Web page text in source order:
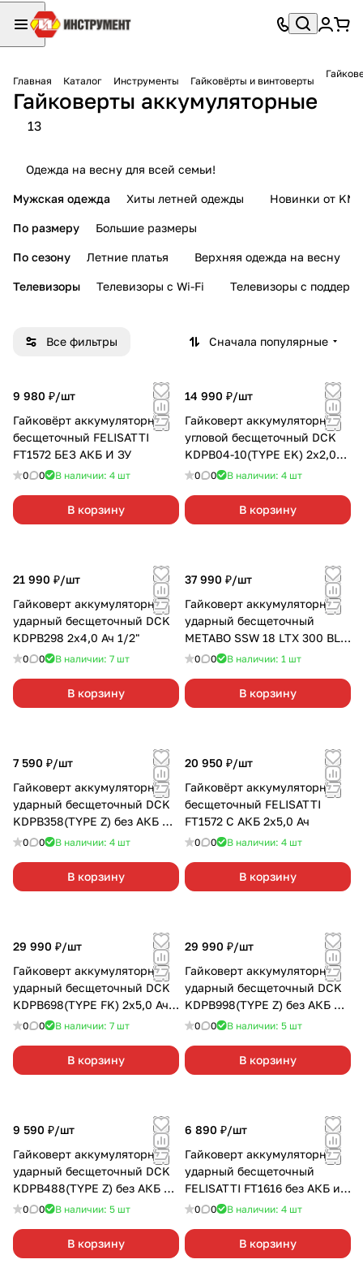
Главная Каталог Инструменты Гайковёрты и винтоверты
Гайковерты аккумуляторные
13
Одежда на весну для всей семьи!
Мужская одежда Хиты летней одежды Новинки от KMI
По размеру Большие размеры
По сезону Летние платья Верхняя одежда на весну
Телевизоры Телевизоры с Wi-Fi Телевизоры с
Все фильтры Сначала популярные
9 980 ₽/шт
Гайковёрт аккумуляторный
бесщеточный FELISATTI
FT1572 БЕЗ АКБ И ЗУ
0 0 В наличии: 4 шт
В корзину
14 990 ₽/шт
Гайковерт аккумуляторный
угловой бесщеточный DCK
KDPB04-10(TYPE EK) 2х2,0
Ач0 0 В наличии: 4 шт
В корзину
21 990 ₽/шт
Гайковерт аккумуляторный
ударный бесщеточный DCK
KDPB298 2х4,0 Ач 1/2"
0 0 В наличии: 7 шт
В корзину
37 990 ₽/шт
Гайковерт аккумуляторный
ударный бесщеточный
METABO SSW 18 LTX 300 BL
2х5,2 Ач 1/2"
0 0 В наличии: 1 шт
В корзину
7 590 ₽/шт
Гайковерт аккумуляторный
ударный бесщеточный DCK
KDPB358(TYPE Z) без АКБ и
З/У 1/2"
0 0 В наличии: 4 шт
В корзину
20 950 ₽/шт
Гайковёрт аккумуляторный
бесщеточный FELISATTI
FT1572 С АКБ 2х5,0 Ач
0 0 В наличии: 4 шт
В корзину
29 990 ₽/шт
Гайковерт аккумуляторный
ударный бесщеточный DCK
KDPB698(TYPE FK) 2х5,0 Ач
1/2"
0 0 В наличии: 7 шт
В корзину
29 990 ₽/шт
Гайковерт аккумуляторный
ударный бесщеточный DCK
KDPB998(TYPE Z) без АКБ и
З/У 3/4"
0 0 В наличии: 5 шт
В корзину
9 590 ₽/шт
Гайковерт аккумуляторный
ударный бесщеточный DCK
KDPB488(TYPE Z) без АКБ и
З/У 1/2 "
0 0 В наличии: 5 шт
В корзину
6 890 ₽/шт
Гайковерт аккумуляторный
ударный бесщеточный
FELISATTI FT1616 без АКБ и
З/У 1/2"
0 0 В наличии: 4 шт
В корзину